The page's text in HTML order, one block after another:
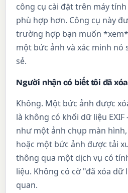
công cụ cài đặt trên máy
phù hợp hơn. Công cụ này
trường hợp bạn muốn
một bức ảnh và xác minh nó
sẻ.
Người nhận có biết tôi đã
Không. Một bức ảnh được
là không có khối dữ liệu
như một ảnh chụp màn
hoặc một bức ảnh được tải
thông qua một dịch vụ có
liệu. Không có cờ "đã xóa
quan.